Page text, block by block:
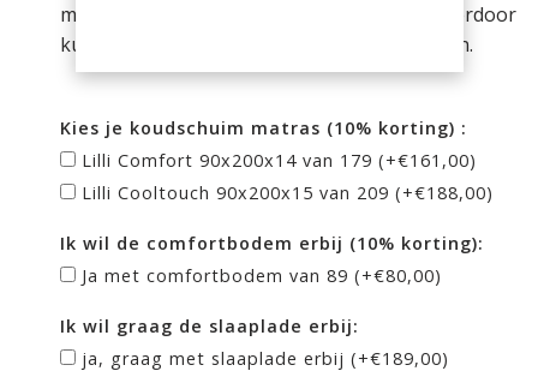
mogelijkheden om het bed aan te kleden. Hierdoor
kun je het helemaal jouw droomhuisje maken.
Kies je koudschuim matras (10% korting) :
Lilli Comfort 90x200x14 van 179 (+€161,00)
Lilli Cooltouch 90x200x15 van 209 (+€188,00)
Ik wil de comfortbodem erbij (10% korting):
Ja met comfortbodem van 89 (+€80,00)
Ik wil graag de slaaplade erbij:
ja, graag met slaaplade erbij (+€189,00)